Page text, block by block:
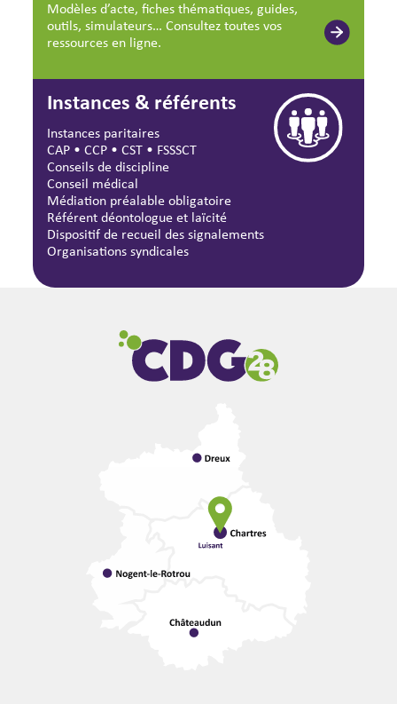
Modèles d’acte, fiches thématiques, guides,
outils, simulateurs… Consultez toutes vos
ressources en ligne.
Instances & référents
Instances paritaires
CAP •CCP •CST • FSSSCT
Conseils de discipline
Conseil médical
Médiation préalable obligatoire
Référent déontologue et laïcité
Dispositif de recueil des signalements
Organisations syndicales